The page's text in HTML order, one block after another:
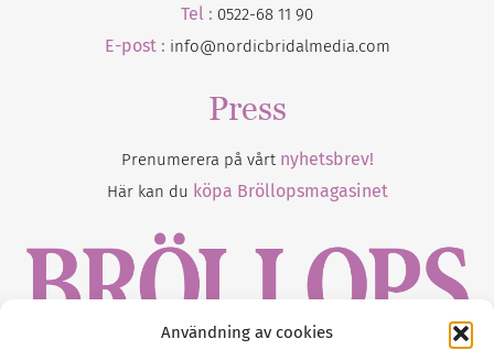
Användning av cookies
Tel : 0522-68 11 90
E-post : info@nordicbridalmedia.com
Press
Prenumerera på vårt nyhetsbrev!
Här kan du köpa Bröllopsmagasinet